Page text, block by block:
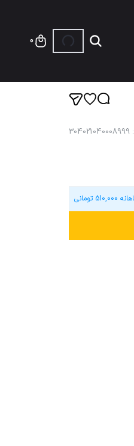
0
:
304021040008999
510,000 تومانی